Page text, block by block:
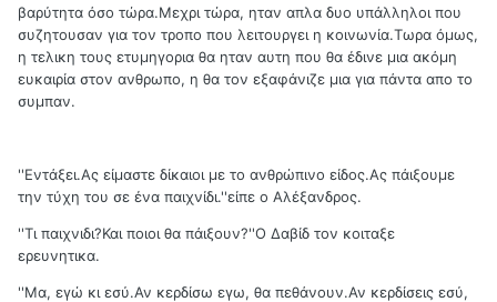
βαρύτητα όσο τώρα.Μεχρι τώρα, ηταν απλα δυο υπάλληλοι που
συζητουσαν για τον τροπο που λειτουργει η κοινωνία.Τωρα όμως,
η τελικη τους ετυμηγορια θα ηταν αυτη που θα έδινε μια ακόμη
ευκαιρία στον ανθρωπο, η θα τον εξαφάνιζε μια για πάντα απο το
συμπαν.
''Εντάξει.Ας είμαστε δίκαιοι με το ανθρώπινο είδος.Ας πάιξουμε
την τύχη του σε ένα παιχνίδι.''είπε ο Αλέξανδρος.
''Τι παιχνιδι?Και ποιοι θα πάιξουν?''Ο Δαβίδ τον κοιταξε
ερευνητικα.
''Μα, εγώ κι εσύ.Αν κερδίσω εγω, θα πεθάνουν.Αν κερδίσεις εσύ,